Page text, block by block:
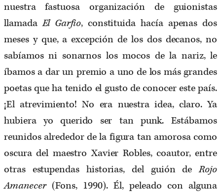
nuestra fastuosa organización de guionistas
llamadaEl Garfio, constituida hacía apenas dos
meses y que, a excepción de los dos decanos, no
sabíamos ni sonarnos los mocos de la nariz, le
íbamos a dar un premio a uno de los más grandes
poetas que ha tenido el gusto de conocer este país.
¡El atrevimiento! No era nuestra idea, claro. Ya
hubiera yo querido ser tan punk. Estábamos
reunidos alrededor de la figura tan amorosa como
oscura del maestro Xavier Robles, coautor, entre
otras estupendas historias, del guión deRojo
Amanecer(Fons, 1990). Él, peleado con alguna